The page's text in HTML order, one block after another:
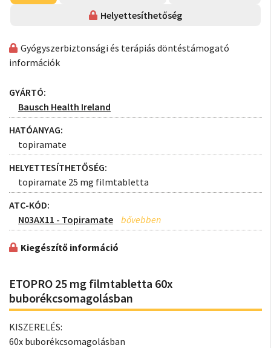
Helyettesíthetőség
Gyógyszerbiztonsági és terápiás döntéstámogató
információk
GYÁRTÓ:
Bausch Health Ireland
HATÓANYAG:
topiramate
HELYETTESÍTHETŐSÉG:
topiramate 25 mg filmtabletta
ATC-KÓD:
N03AX11 - Topiramate
Kiegészítő információ
ETOPRO 25 mg filmtabletta 60x
buborékcsomagolásban
KISZERELÉS:
60x buborékcsomagolásban